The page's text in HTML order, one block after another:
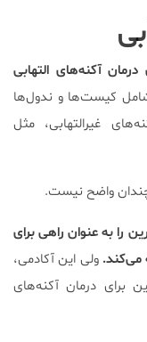
آکنه‌های التهابی
شامل کیست‌ها و ندول‌ها
غیرالتهابی، مثل
چندان واضح نیست.
را به عنوان راهی برای
می‌کند.ولی این آکادمی،
برای درمان آکنه‌های